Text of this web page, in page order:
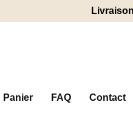
Panier FAQ Contact